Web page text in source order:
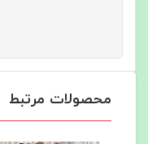
محصولات مرتبط